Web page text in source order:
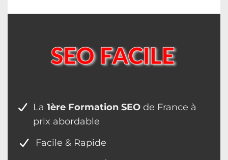
La 1ère Formation SEOde France à
prix abordable
Facile & Rapide